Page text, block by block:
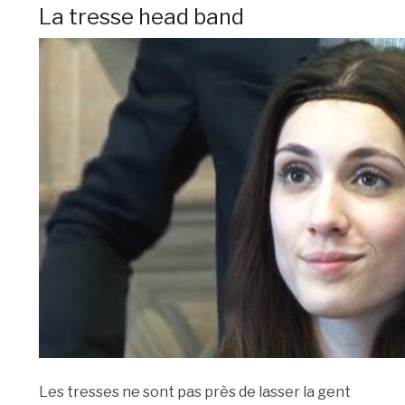
La tresse head band
Les tresses ne sont pas près de lasser la gent